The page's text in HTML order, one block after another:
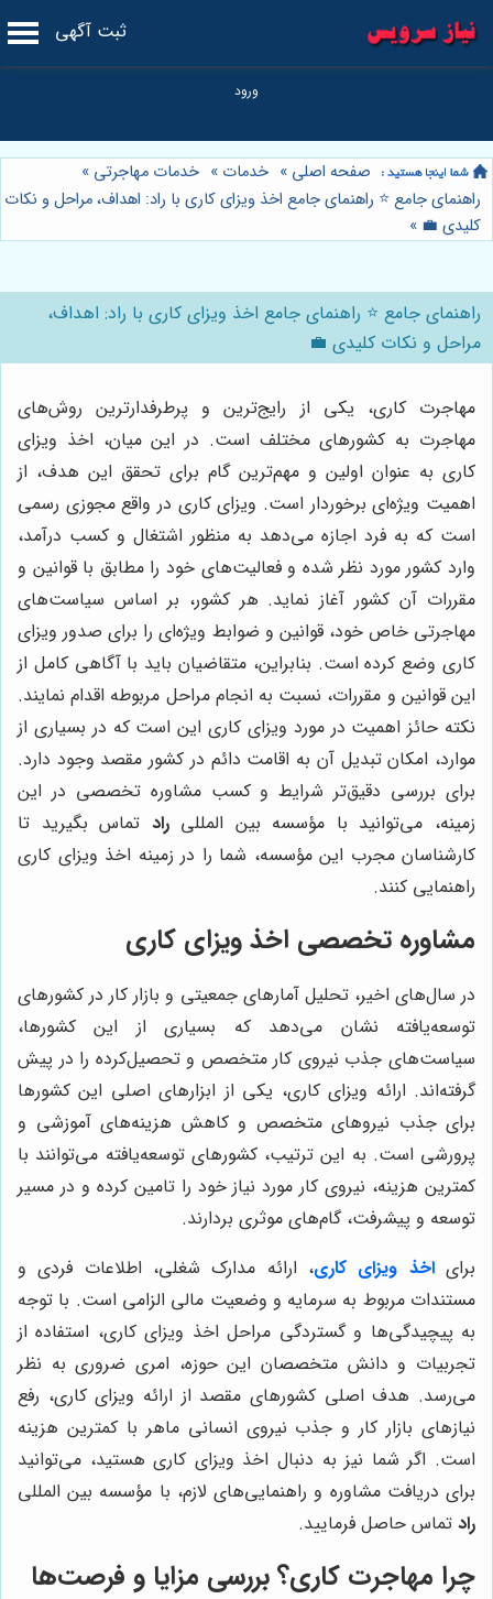
ثبت آگهی
صفحه اصلی » خدمات » خدمات مهاجرتی »
راهنمای جامع ⭐️ راهنمای جامع اخذ ویزای کاری با راد: اهداف، مراحل و نکات
کلیدی 💼 »
راهنمای جامع ⭐️ راهنمای جامع اخذ ویزای کاری با راد: اهداف،
مراحل و نکات کلیدی 💼
مهاجرت کاری، یکی از رایج‌ترین و پرطرفدارترین روش‌های
مهاجرت به کشورهای مختلف است. در این میان، اخذ ویزای
کاری به عنوان اولین و مهم‌ترین گام برای تحقق این هدف، از
اهمیت ویژه‌ای برخوردار است. ویزای کاری در واقع مجوزی رسمی
است که به فرد اجازه می‌دهد به منظور اشتغال و کسب درآمد،
وارد کشور مورد نظر شده و فعالیت‌های خود را مطابق با قوانین و
مقررات آن کشور آغاز نماید. هر کشور، بر اساس سیاست‌های
مهاجرتی خاص خود، قوانین و ضوابط ویژه‌ای را برای صدور ویزای
کاری وضع کرده است. بنابراین، متقاضیان باید با آگاهی کامل از
این قوانین و مقررات، نسبت به انجام مراحل مربوطه اقدام نمایند.
نکته حائز اهمیت در مورد ویزای کاری این است که در بسیاری از
موارد، امکان تبدیل آن به اقامت دائم در کشور مقصد وجود دارد.
برای بررسی دقیق‌تر شرایط و کسب مشاوره تخصصی در این
زمینه، می‌توانید با مؤسسه بین المللیراد تماس بگیرید تا
کارشناسان مجرب این مؤسسه، شما را در زمینه اخذ ویزای کاری
راهنمایی کنند.
مشاوره تخصصی اخذ ویزای کاری
در سال‌های اخیر، تحلیل آمارهای جمعیتی و بازار کار در کشورهای
توسعه‌یافته نشان می‌دهد که بسیاری از این کشورها،
سیاست‌های جذب نیروی کار متخصص و تحصیل‌کرده را در پیش
گرفته‌اند. ارائه ویزای کاری، یکی از ابزارهای اصلی این کشورها
برای جذب نیروهای متخصص و کاهش هزینه‌های آموزشی و
پرورشی است. به این ترتیب، کشورهای توسعه‌یافته می‌توانند با
کمترین هزینه، نیروی کار مورد نیاز خود را تامین کرده و در مسیر
توسعه و پیشرفت، گام‌های موثری بردارند.
برایاخذ ویزای کاری، ارائه مدارک شغلی، اطلاعات فردی و
مستندات مربوط به سرمایه و وضعیت مالی الزامی است. با توجه
به پیچیدگی‌ها و گستردگی مراحل اخذ ویزای کاری، استفاده از
تجربیات و دانش متخصصان این حوزه، امری ضروری به نظر
می‌رسد. هدف اصلی کشورهای مقصد از ارائه ویزای کاری، رفع
نیازهای بازار کار و جذب نیروی انسانی ماهر با کمترین هزینه
است. اگر شما نیز به دنبال اخذ ویزای کاری هستید، می‌توانید
برای دریافت مشاوره و راهنمایی‌های لازم، با مؤسسه بین المللی
راد تماس حاصل فرمایید.
چرا مهاجرت کاری؟ بررسی مزایا و فرصت‌ها